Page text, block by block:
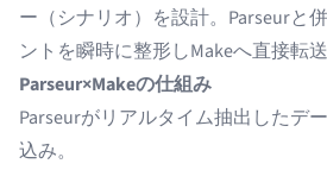
ー（シナリオ）を設計。Parseurと
ントを瞬時に整形しMakeへ直接転送
Parseur×Makeの仕組み
Parseurがリアルタイム抽出したデ
込み。